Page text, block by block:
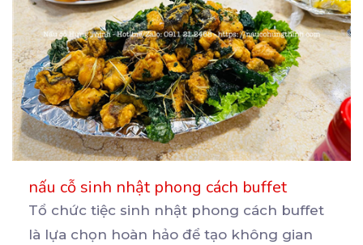
nấu cỗ sinh nhật phong cách buffet
Tổ chức tiệc sinh nhật phong cách buffet
là lựa chọn hoàn hảo để tạo không gian